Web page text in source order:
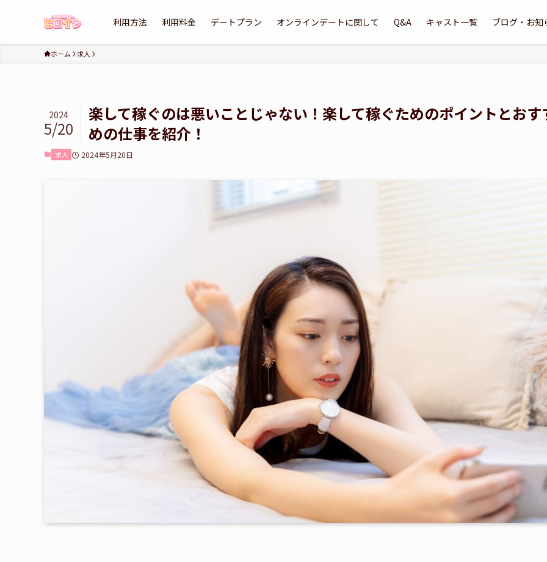
利用方法 利用料金 デートプラン オンラインデートに関して Q&A キャスト一覧 ブログ・お知
ホーム 求人
楽して稼ぐのは悪いことじゃない！楽して稼ぐためのポイントとおす
めの仕事を紹介！
2024
5/20
求人 2024年5月20日